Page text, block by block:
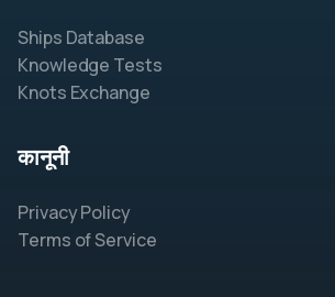
Ships Database
Knowledge Tests
Knots Exchange
कानूनी
Privacy Policy
Terms of Service